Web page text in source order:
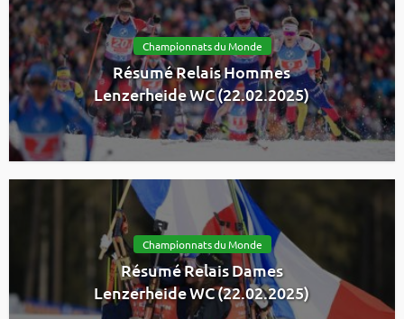
Championnats du Monde
Résumé Relais Hommes
Lenzerheide WC (22.02.2025)
Championnats du Monde
Résumé Relais Dames
Lenzerheide WC (22.02.2025)